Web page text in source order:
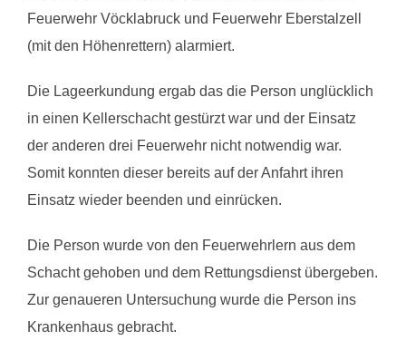
Feuerwehr Vöcklabruck und Feuerwehr Eberstalzell
(mit den Höhenrettern) alarmiert.
Die Lageerkundung ergab das die Person unglücklich
in einen Kellerschacht gestürzt war und der Einsatz
der anderen drei Feuerwehr nicht notwendig war.
Somit konnten dieser bereits auf der Anfahrt ihren
Einsatz wieder beenden und einrücken.
Die Person wurde von den Feuerwehrlern aus dem
Schacht gehoben und dem Rettungsdienst übergeben.
Zur genaueren Untersuchung wurde die Person ins
Krankenhaus gebracht.